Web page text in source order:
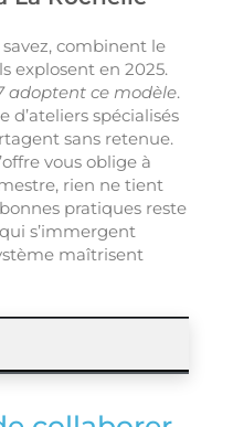
combinent le
explosent en 2025.
adoptent ce modèle.
d’ateliers spécialisés
sans retenue.
vous oblige à
rien ne tient
pratiques reste
s’immergent
maîtrisent